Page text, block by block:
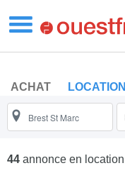
ACHAT LOCATION
44 annonce en location